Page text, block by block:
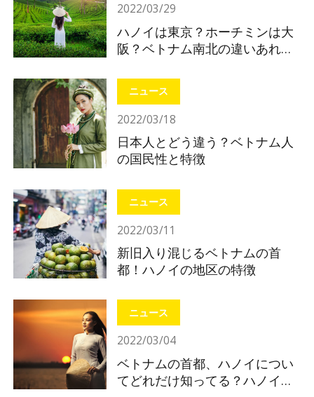
2022/03/29
ハノイは東京？ホーチミンは大
阪？ベトナム南北の違いあれこ
ニュース
2022/03/18
日本人とどう違う？ベトナム人
の国民性と特徴
ニュース
2022/03/11
新旧入り混じるベトナムの首
都！ハノイの地区の特徴
ニュース
2022/03/04
ベトナムの首都、ハノイについ
てどれだけ知ってる？ハノイの